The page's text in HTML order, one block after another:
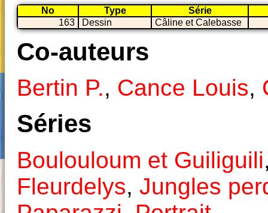
No Type
Série
163
Dessin Câline et Calebasse
Co-auteurs
Bertin P., Cance Louis,
Séries
Boulouloum et Guiliguili
Fleurdelys, Jungles